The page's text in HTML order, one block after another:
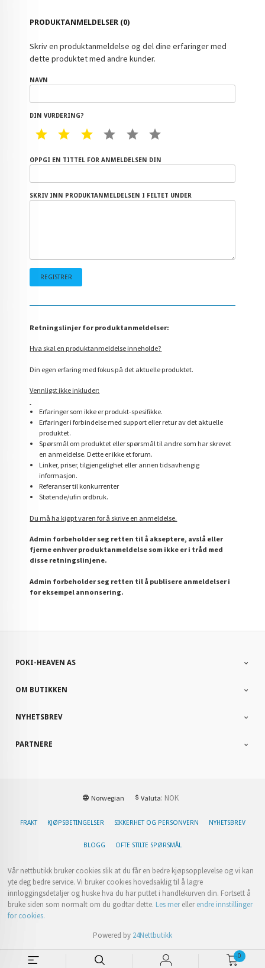
0
PRODUKTANMELDELSER (0)
Skriv en produktanmeldelse og del dine erfaringer med
dette produktet med andre kunder.
NAVN
DIN VURDERING?
1 STAR2 STAR3 STAR4 STAR5 STAR
OPPGI EN TITTEL FOR ANMELDELSEN DIN
SKRIV INN PRODUKTANMELDELSEN I FELTET UNDER
Retningslinjer for produktanmeldelser:
Hva skal en produktanmeldelse inneholde?
Din egen erfaring med fokus på det aktuelle produktet.
Vennligst ikke inkluder:
Erfaringer som ikke er produkt-spesifikke.
Erfaringer i forbindelse med support eller retur av det aktuelle
produktet.
Spørsmål om produktet eller spørsmål til andre som har skrevet
en anmeldelse. Dette er ikke et forum.
Linker, priser, tilgjengelighet eller annen tidsavhengig
informasjon.
Referanser til konkurrenter
Støtende/ufin ordbruk.
Du må ha kjøpt varen for å skrive en anmeldelse.
Admin forbeholder seg retten til å akseptere, avslå eller
fjerne enhver produktanmeldelse som ikke er i tråd med
disse retningslinjene.
Admin forbeholder seg retten til å publisere anmeldelser i
for eksempel annonsering.
POKI-HEAVEN AS
OM BUTIKKEN
NYHETSBREV
PARTNERE
Norwegian Valuta: NOK
FRAKT KJØPSBETINGELSER SIKKERHET OG PERSONVERN NYHETSBREV
BLOGG OFTE STILTE SPØRSMÅL
Vår nettbutikk bruker cookies slik at du får en bedre kjøpsopplevelse og vi kan
yte deg bedre service. Vi bruker cookies hovedsaklig til å lagre
innloggingsdetaljer og huske hva du har puttet i handlekurven din. Fortsett å
bruke siden som normalt om du godtar dette. Les merellerendre innstillinger
for cookies.
Powered by 24Nettbutikk